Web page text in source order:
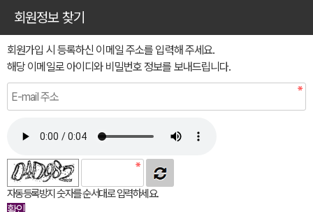
회원정보 찾기
회원가입 시 등록하신 이메일 주소를 입력해 주세요.
해당 이메일로 아이디와 비밀번호 정보를 보내드립니다.
자동등록방지 숫자를 순서대로 입력하세요.